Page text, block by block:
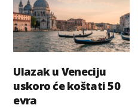
Ulazak u Veneciju
uskoro će koštati 50
evra